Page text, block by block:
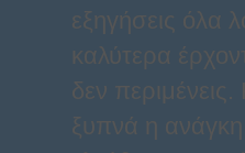
εξηγήσεις όλα
καλύτερα
δεν
ξυπνά η ανάγκη